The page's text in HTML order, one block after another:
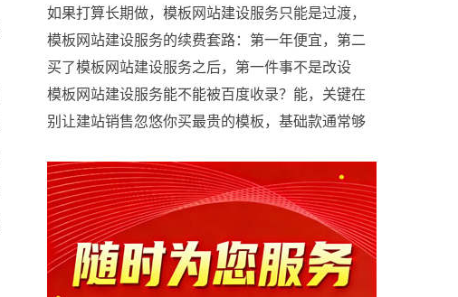
加20页以内
如果打算长期做，模板网站建设服务只能是过渡，
迟早要升级定制网站
模板网站建设服务的续费套路：第一年便宜，第二
年翻倍
买了模板网站建设服务之后，第一件事不是改设
计，是改联系方式
模板网站建设服务能不能被百度收录？能，关键在
于内容
别让建站销售忽悠你买最贵的模板，基础款通常够